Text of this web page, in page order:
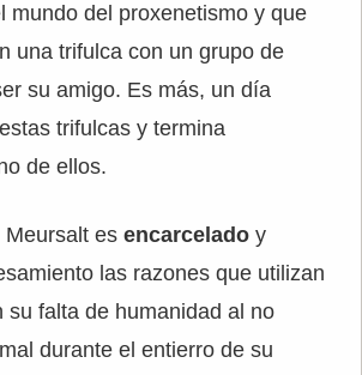
mundo del proxenetismo y que
una trifulca con un grupo de
su amigo. Es más, un día
trifulcas y termina
de ellos.
Meursalt es encarcelado y
las razones que utilizan
su falta de humanidad al no
durante el entierro de su